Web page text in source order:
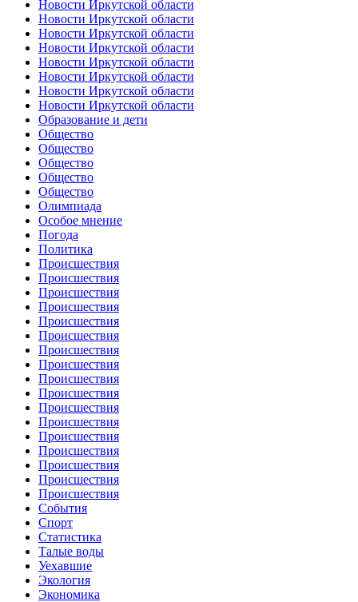
Новости Иркутской области
Новости Иркутской области
Новости Иркутской области
Новости Иркутской области
Новости Иркутской области
Новости Иркутской области
Новости Иркутской области
Новости Иркутской области
Образование и дети
Общество
Общество
Общество
Общество
Общество
Олимпиада
Особое мнение
Погода
Политика
Происшествия
Происшествия
Происшествия
Происшествия
Происшествия
Происшествия
Происшествия
Происшествия
Происшествия
Происшествия
Происшествия
Происшествия
Происшествия
Происшествия
Происшествия
Происшествия
Происшествия
События
Спорт
Статистика
Талые воды
Уехавшие
Экология
Экономика